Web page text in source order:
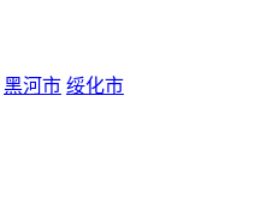
黑河市 绥化市